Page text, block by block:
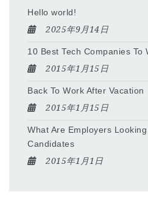
Hello world!
2025年9月14日
10 Best Tech Companies To
2015年1月15日
Back To Work After Vacation
2015年1月15日
What Are Employers
Candidates
2015年1月1日